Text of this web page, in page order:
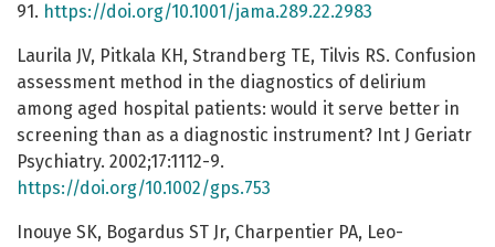
91. https://doi.org/10.1001/jama.289.22.2983
Laurila JV, Pitkala KH, Strandberg TE, Tilvis RS. Confusion
assessment method in the diagnostics of delirium
among aged hospital patients: would it serve better in
screening than as a diagnostic instrument? Int J Geriatr
Psychiatry. 2002;17:1112-9.
https://doi.org/10.1002/gps.753
Inouye SK, Bogardus ST Jr, Charpentier PA, Leo-